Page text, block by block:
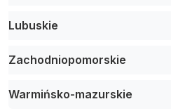
Lubuskie
Zachodniopomorskie
Warmińsko-mazurskie